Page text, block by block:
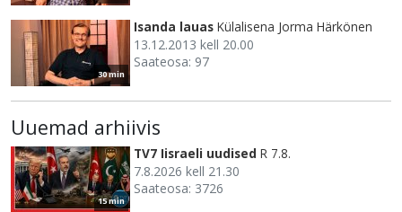
30 min
Isanda lauas Külalisena Jorma Härkönen
13.12.2013 kell 20.00
Saateosa: 97
Uuemad arhiivis
15 min
TV7 Iisraeli uudised R 7.8.
7.8.2026 kell 21.30
Saateosa: 3726